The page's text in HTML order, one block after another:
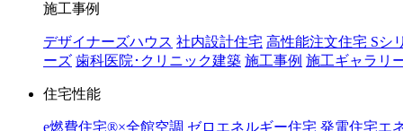
施工事例
デザイナーズハウス 社内設計住宅 高性能注文住宅 Sシ
ーズ 歯科医院･クリニック建築 施工事例 施工ギャラリ
住宅性能
e燃費住宅®︎×全館空調 ゼロエネルギー住宅 発電住宅エ